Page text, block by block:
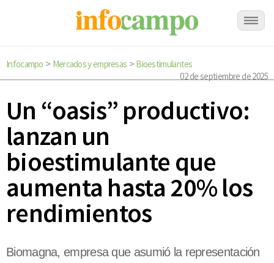
Infocampo > Mercados y empresas > Bioestimulantes
02 de septiembre de 2025
Un “oasis” productivo:
lanzan un
bioestimulante que
aumenta hasta 20% los
rendimientos
Biomagna, empresa que asumió la representación